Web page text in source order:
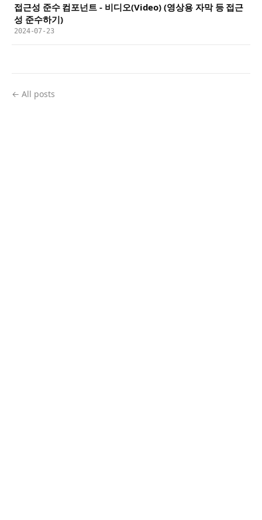
접근성 준수 컴포넌트 - 비디오(Video) (영상용 자막 등 접근
성 준수하기)
2024-07-23
← All posts